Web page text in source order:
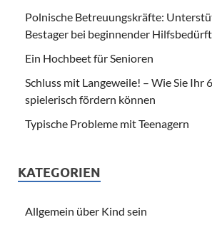
Polnische Betreuungskräfte:
Bestager bei beginnender
Ein Hochbeet für Senioren
Schluss mit Langeweile! – Wie Sie Ihr
spielerisch fördern können
Typische Probleme mit Teenagern
KATEGORIEN
Allgemein über Kind sein